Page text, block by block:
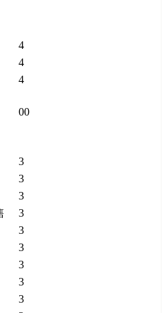
4
4
4
00
3
3
3
3
3
3
3
3
3